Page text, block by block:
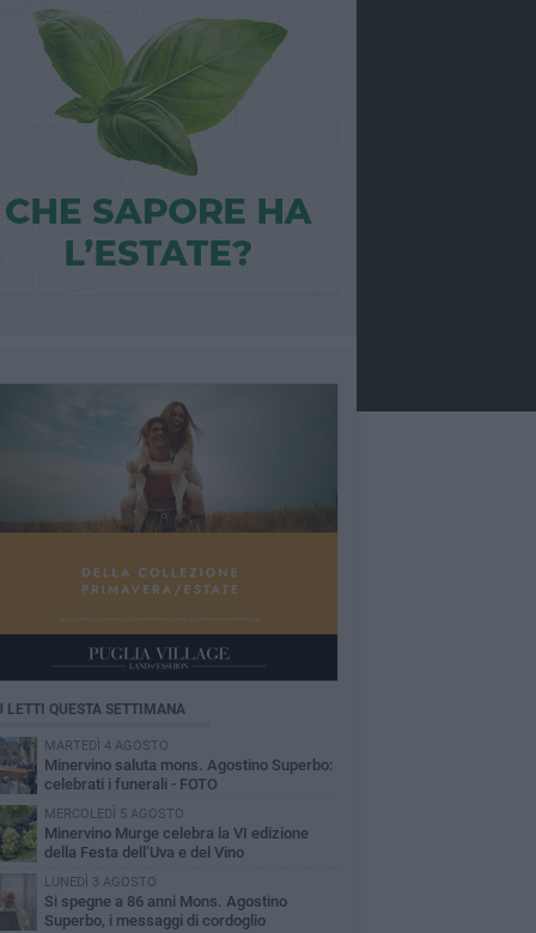
LETTI QUESTA SETTIMANA
MARTEDÌ 4 AGOSTO
Minervino saluta mons. Agostino Superbo:
celebrati i funerali - FOTO
MERCOLEDÌ 5 AGOSTO
Minervino Murge celebra la VI edizione
della Festa dell’Uva e del Vino
LUNEDÌ 3 AGOSTO
Si spegne a 86 anni Mons. Agostino
Superbo, i messaggi di cordoglio